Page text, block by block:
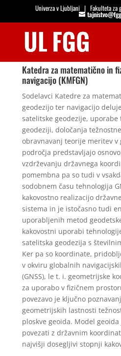
Univerza v Ljubljani |Fakulteta za
Katedra za matematično in
navigacijo (KMFGN)
Sodelavci Katedre za
geodezijo ter navigacijo
satelitske geodezije, uporabe
geodeziji, določanja
obravnavanj teorije meritev v
področja predstavljajo
vzdrževanju državnega
pomembna pa so tudi v
sodobnem času tehnologija
kakovostno realizacijo
sistema in je istočasno tudi
uporabljenih metod
kakovostni uporabi
satelitska geodezija s
Ker pa so koordinate,
v okviru globalnih
(GNSS), le t. i. geometrijske
za uporabo v fizičnem
povezavo je ključno
geometrijskih lastnosti
ploskve geoida. Model
povezati z državnim
najvišji dosegljivi stopnji